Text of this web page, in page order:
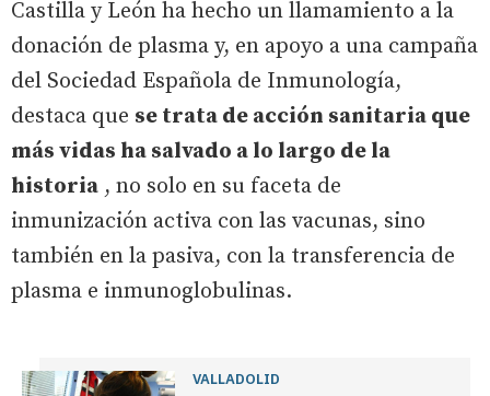
Castilla y León ha hecho un llamamiento a la
donación de plasma y, en apoyo a una campaña
del Sociedad Española de Inmunología,
destaca que se trata de acción sanitaria que
más vidas ha salvado a lo largo de la
historia , no solo en su faceta de
inmunización activa con las vacunas, sino
también en la pasiva, con la transferencia de
plasma e inmunoglobulinas.
VALLADOLID